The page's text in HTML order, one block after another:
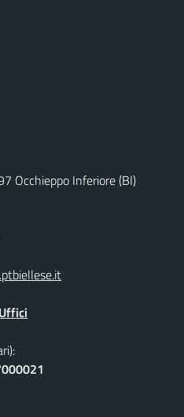
Occhieppo Inferiore (BI)
Uffici